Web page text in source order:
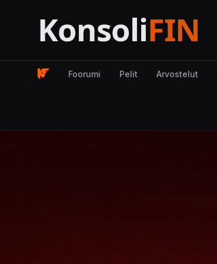
Foorumi Pelit Arvostelut